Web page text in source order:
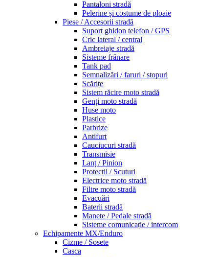
Pantaloni stradă
Pelerine și costume de ploaie
Piese / Accesorii stradă
Suport ghidon telefon / GPS
Cric lateral / central
Ambreiaje stradă
Sisteme frânare
Tank pad
Semnalizări / faruri / stopuri
Scărițe
Sistem răcire moto stradă
Genți moto stradă
Huse moto
Plastice
Parbrize
Antifurt
Cauciucuri stradă
Transmisie
Lanț / Pinion
Protecții / Scuturi
Electrice moto stradă
Filtre moto stradă
Evacuări
Baterii stradă
Manete / Pedale stradă
Sisteme comunicație / intercom
Echipamente MX/Enduro
Cizme / Sosete
Casca